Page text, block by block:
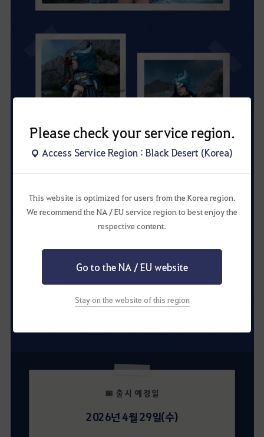
Please check your service region.
Access Service Region : Black Desert (Korea)
This website is optimized for users from the Korea region.
We recommend the NA / EU service region to best enjoy the
respective content.
Go to the NA / EU website
Stay on the website of this region
📅 출시 예정일
2026년 4월 29일(수)